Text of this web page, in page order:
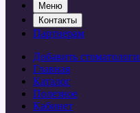
Меню
Контакты
Партнерам
Добавить
Главная
Каталог
Полезное
Кабинет